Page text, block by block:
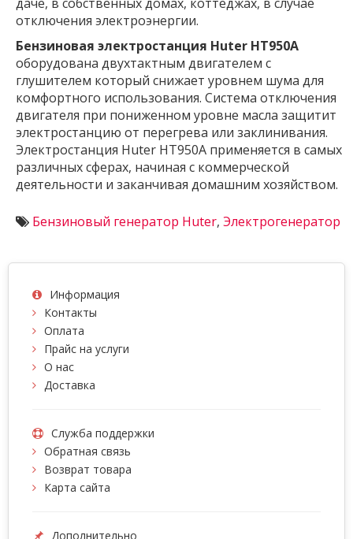
отключения электроэнергии.
Бензиновая электростанция Huter HT950A
оборудована двухтактным двигателем с
глушителем который снижает уровнем шума для
комфортного использования. Система отключения
двигателя при пониженном уровне масла защитит
электростанцию от перегрева или заклинивания.
Электростанция Huter HT950A применяется в самых
различных сферах, начиная с коммерческой
деятельности и заканчивая домашним хозяйством.
Бензиновый генератор Huter, Электрогенератор
Информация
Контакты
Оплата
Прайс на услуги
О нас
Доставка
Служба поддержки
Обратная связь
Возврат товара
Карта сайта
Дополнительно